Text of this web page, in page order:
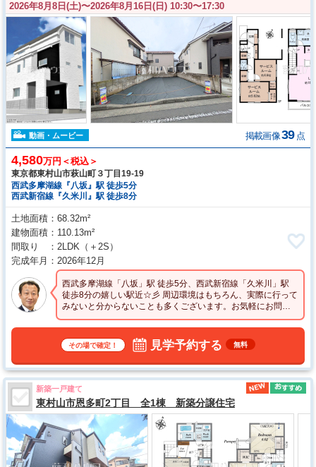
2026年8月8日(土)〜2026年8月16日(日) 10:30〜17:30
動画・ムービー 掲載画像39 点
4,580万円＜税込＞
東京都東村山市萩山町３丁目19-19
西武多摩湖線『八坂』駅 徒歩5分
西武新宿線『久米川』駅 徒歩8分
土地面積
68.32m²
建物面積
110.13m²
間取り
2LDK （＋2S）
完成年月
2026年12月
西武多摩湖線「八坂」駅 徒歩5分、西武新宿線「久米川」駅
徒歩8分の嬉しい駅近☆彡 周辺環境はもちろん、実際に行って
みないと分からないことも多くございます。お気軽にお問い
合わせください。
その場で確定！ 見学予約する 無料
新築一戸建て
東村山市恩多町2丁目 全1棟 新築分譲住宅